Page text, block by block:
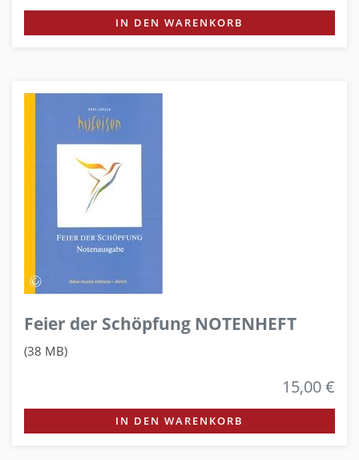
IN DEN WARENKORB
Feier der Schöpfung NOTENHEFT
(38 MB)
15,00 €
IN DEN WARENKORB